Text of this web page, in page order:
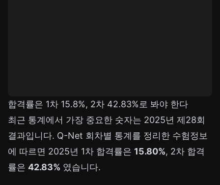
합격률은 1차 15.8%, 2차 42.83%로 봐야 한다
최근 통계에서 가장 중요한 숫자는 2025년 제28회
결과입니다. Q-Net 회차별 통계를 정리한 수험정보
에 따르면 2025년 1차 합격률은 15.80%, 2차 합격
률은 42.83% 였습니다.